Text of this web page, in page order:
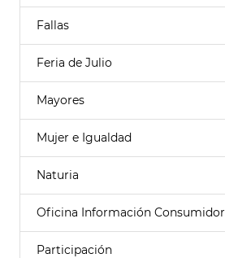
Fallas
Feria de Julio
Mayores
Mujer e Igualdad
Naturia
Oficina Información Consumidor
Participación